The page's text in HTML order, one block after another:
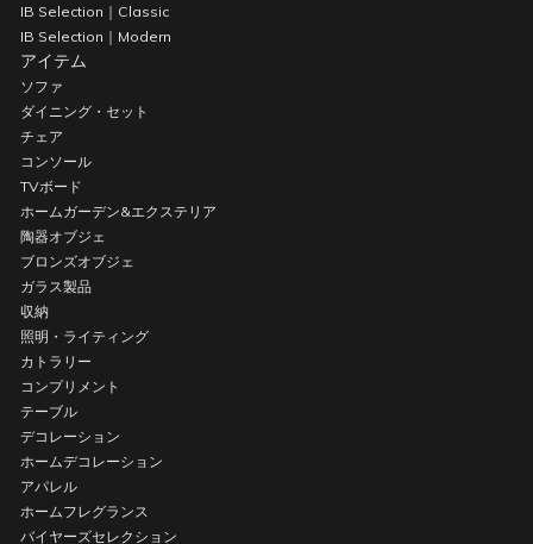
IB Selection｜Classic
IB Selection｜Modern
アイテム
ソファ
ダイニング・セット
チェア
コンソール
TVボード
ホームガーデン&エクステリア
陶器オブジェ
ブロンズオブジェ
ガラス製品
収納
照明・ライティング
カトラリー
コンプリメント
テーブル
デコレーション
ホームデコレーション
アパレル
ホームフレグランス
バイヤーズセレクション